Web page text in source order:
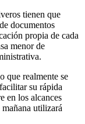
tienen que
documentos
propia de cada
menor de
que realmente se
su rápida
en los alcances
utilizará